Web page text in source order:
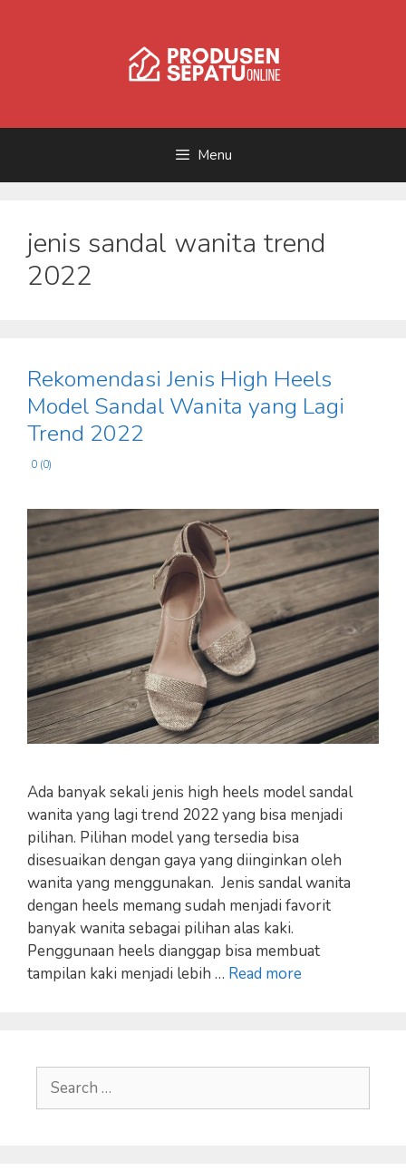
Menu
jenis sandal wanita trend
2022
Rekomendasi Jenis High Heels
Model Sandal Wanita yang Lagi
Trend 2022
0 (0)
Ada banyak sekali jenis high heels model sandal
wanita yang lagi trend 2022 yang bisa menjadi
pilihan. Pilihan model yang tersedia bisa
disesuaikan dengan gaya yang diinginkan oleh
wanita yang menggunakan. Jenis sandal wanita
dengan heels memang sudah menjadi favorit
banyak wanita sebagai pilihan alas kaki.
Penggunaan heels dianggap bisa membuat
tampilan kaki menjadi lebih … Read more
Search
for: